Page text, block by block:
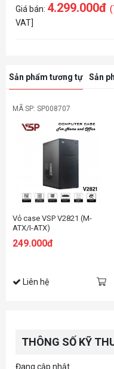
Giá bán: 4.299.000đ
VAT]
Sản phẩm tương tự Sản
MÃ SP: SP008707
Vỏ case VSP V2821 (M-
ATX/I-ATX)
249.000đ
Liên hệ
THÔNG SỐ KỸ
Đang cập nhật...